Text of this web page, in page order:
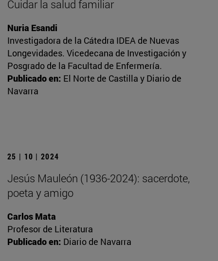
Cuidar la salud familiar
Nuria Esandi
Investigadora de la Cátedra IDEA de Nuevas
Longevidades. Vicedecana de Investigación y
Posgrado de la Facultad de Enfermería.
Publicado en: El Norte de Castilla y Diario de
Navarra
25 | 10 | 2024
Jesús Mauleón (1936-2024): sacerdote,
poeta y amigo
Carlos Mata
Profesor de Literatura
Publicado en: Diario de Navarra